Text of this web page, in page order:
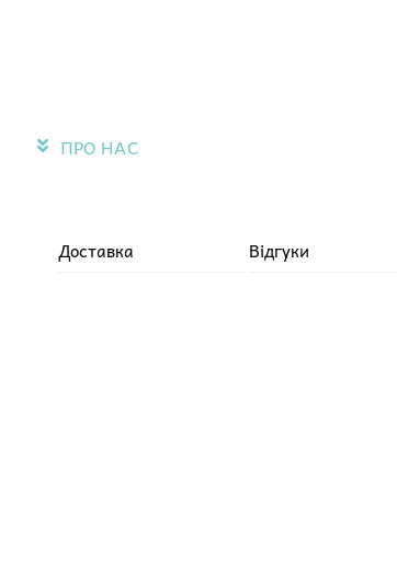
ПРО НАС
Доставка Відгуки